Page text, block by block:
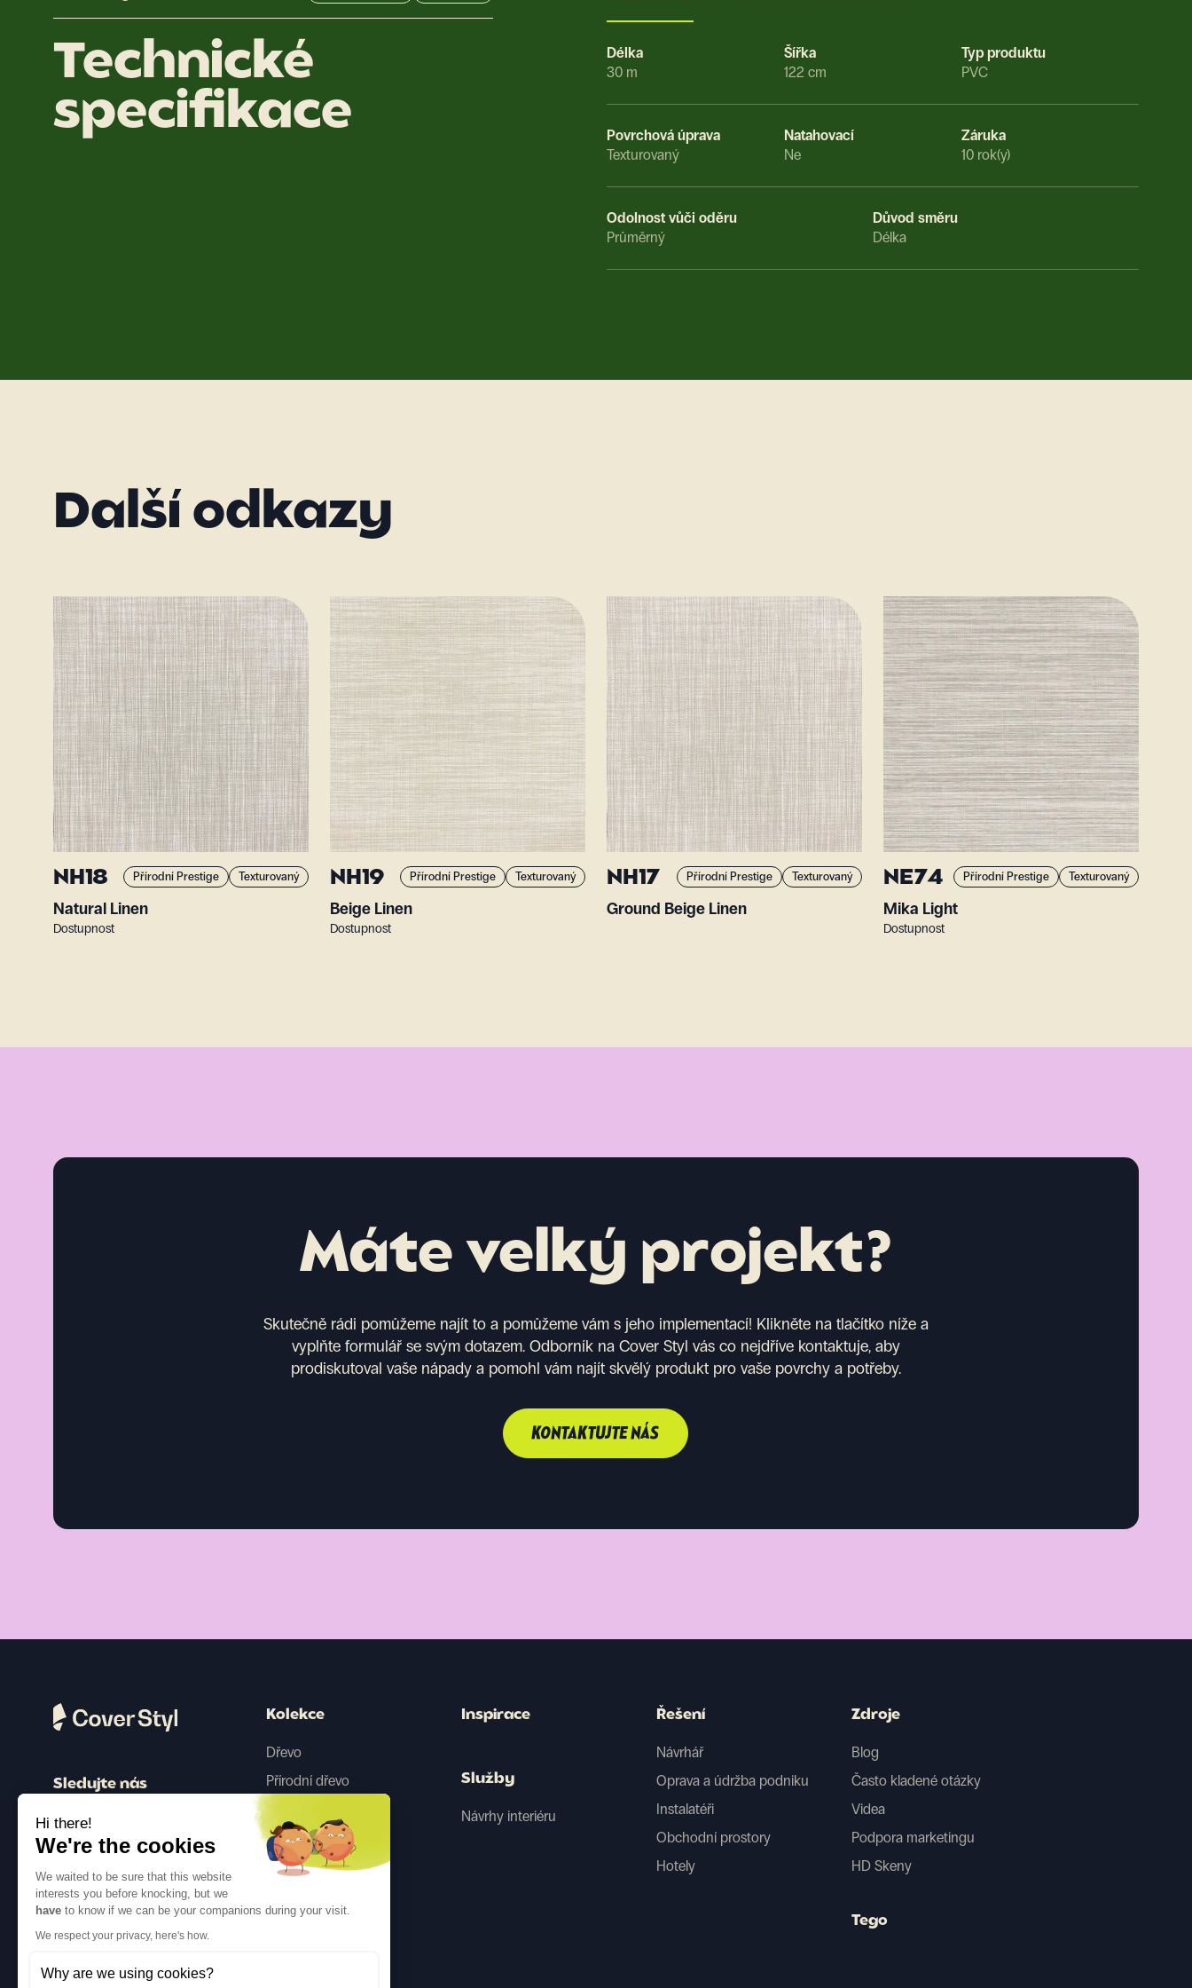
Technické
specifikace
Délka
30 m
Šířka
122 cm
Typ produktu
PVC
Povrchová úprava
Texturovaný
Natahovací
Ne
Záruka
10 rok(y)
Odolnost vůči oděru
Průměrný
Důvod směru
Délka
Další odkazy
NH18 Přírodní Prestige Texturovaný
Natural Linen
Dostupnost
NH19 Přírodní Prestige Texturovaný
Beige Linen
Dostupnost
NH17 Přírodní Prestige Texturovaný
Ground Beige Linen
NE74 Přírodní Prestige Texturovaný
Mika Light
Dostupnost
Máte velký projekt?
Skutečně rádi pomůžeme najít to a pomůžeme vám s jeho implementací! Klikněte na tlačítko níže a
vyplňte formulář se svým dotazem. Odborník na Cover Styl vás co nejdříve kontaktuje, aby
prodiskutoval vaše nápady a pomohl vám najít skvělý produkt pro vaše povrchy a potřeby.
KONTAKTUJTE NÁS
Sledujte nás
Kolekce
Dřevo
Přírodní dřevo
Beton
Kovový
Inspirace
Služby
Návrhy interiéru
Řešení
Návrhář
Oprava a údržba podniku
Instalatéři
Obchodní prostory
Hotely
Zdroje
Blog
Často kladené otázky
Videa
Podpora marketingu
HD Skeny
Tego
Hi there!
We're the cookies
We waited to be sure that this website
interests you before knocking, but we
have to know if we can be your companions during your visit.
We respect your privacy, here's how.
Why are we using cookies?